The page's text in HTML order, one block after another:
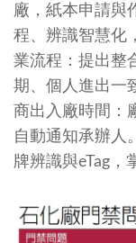
廠，紙本申請與
程、辨識智慧化
業流程：提出整
期、個人進出一
商出入廠時間：
自動通知承辦人
牌辨識與eTag，